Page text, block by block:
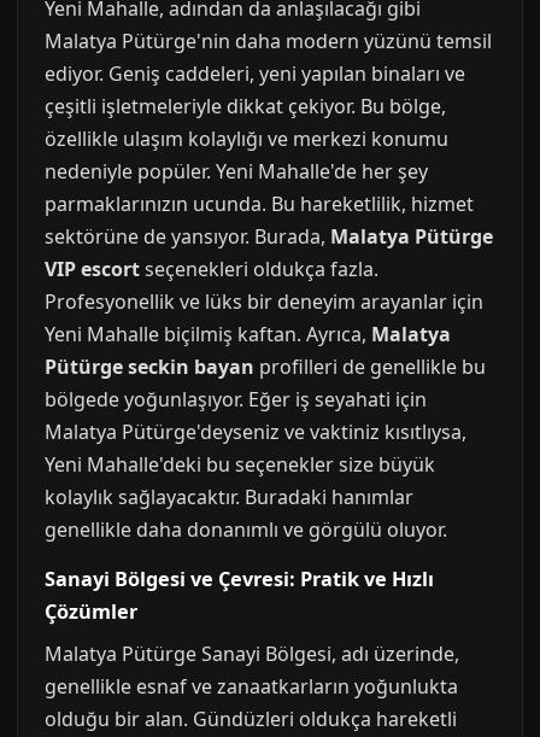
Yeni Mahalle, adından da anlaşılacağı gibi
Malatya Pütürge'nin daha modern yüzünü temsil
ediyor. Geniş caddeleri, yeni yapılan binaları ve
çeşitli işletmeleriyle dikkat çekiyor. Bu bölge,
özellikle ulaşım kolaylığı ve merkezi konumu
nedeniyle popüler. Yeni Mahalle'de her şey
parmaklarınızın ucunda. Bu hareketlilik, hizmet
sektörüne de yansıyor. Burada, Malatya Pütürge
VIP escortseçenekleri oldukça fazla.
Profesyonellik ve lüks bir deneyim arayanlar için
Yeni Mahalle biçilmiş kaftan. Ayrıca, Malatya
Pütürge seckin bayan profilleri de genellikle bu
bölgede yoğunlaşıyor. Eğer iş seyahati için
Malatya Pütürge'deyseniz ve vaktiniz kısıtlıysa,
Yeni Mahalle'deki bu seçenekler size büyük
kolaylık sağlayacaktır. Buradaki hanımlar
genellikle daha donanımlı ve görgülü oluyor.
Sanayi Bölgesi ve Çevresi: Pratik ve Hızlı
Çözümler
Malatya Pütürge Sanayi Bölgesi, adı üzerinde,
genellikle esnaf ve zanaatkarların yoğunlukta
olduğu bir alan. Gündüzleri oldukça hareketli